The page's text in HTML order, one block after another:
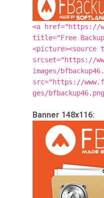
<a href="https://
title="Free Backup
<picture><source
srcset="https://
images/
src="https://
ges/
Banner 148x116: